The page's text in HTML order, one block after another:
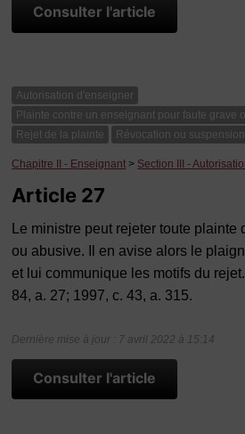
Consulter l'article
Autorisation d'enseigner
Plainte contre un enseignant pour faute grave
Rejet de la plainte
Révocation ou suspension
Chapitre II - Enseignant > Section III -
Article 27
Le ministre peut rejeter toute plainte
ou abusive. Il en avise alors le
et lui communique les motifs du
84, a. 27; 1997, c. 43, a. 315.
Dernière mise à jour : 7 avril 2022 à 15:14
Consulter l'article